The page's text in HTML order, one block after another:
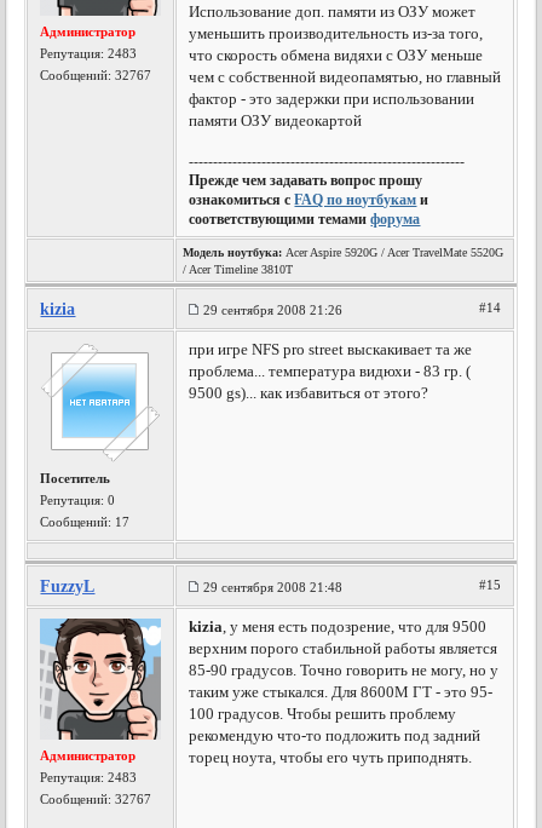
Администратор
Репутация:2483
Сообщений: 32767
Использование доп. памяти из ОЗУ может
уменьшить производительность из-за того,
что скорость обмена видяхи с ОЗУ меньше
чем с собственной видеопамятью, но главный
фактор - это задержки при использовании
памяти ОЗУ видеокартой
---------------------------------------------------------
Прежде чем задавать вопрос прошу
ознакомиться сFAQ по ноутбукам и
соответствующими темамифорума
Модель ноутбука: Acer Aspire 5920G / Acer TravelMate 5520G
/ Acer Timeline 3810T
kizia 29 сентября 2008 21:26 #14
Посетитель
Репутация:0
Сообщений: 17
при игре NFS pro street выскакивает та же
проблема... температура видюхи - 83 гр. (
9500 gs)... как избавиться от этого?
FuzzyL 29 сентября 2008 21:48 #15
Администратор
Репутация:2483
Сообщений: 32767
kizia, у меня есть подозрение, что для 9500
верхним порого стабильной работы является
85-90 градусов. Точно говорить не могу, но у
таким уже стыкался. Для 8600М ГТ - это 95-
100 градусов. Чтобы решить проблему
рекомендую что-то подложить под задний
торец ноута, чтобы его чуть приподнять.